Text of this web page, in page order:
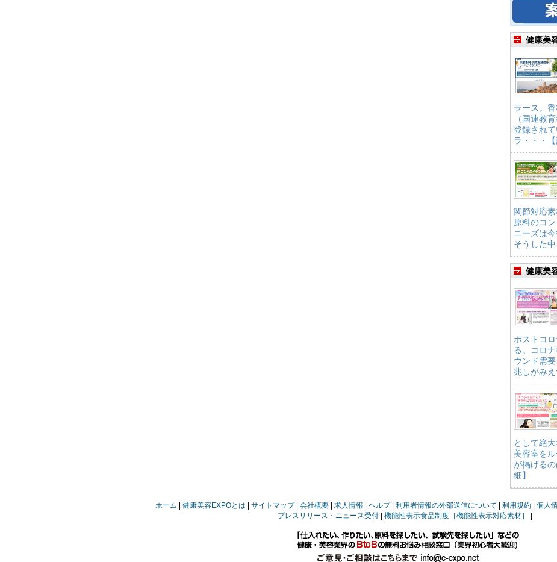
健康美
ラース。
（国連教
登録され
ラ・・・【
関節対応
原料のコ
ニーズは
そうした
健康美
ポストコ
る。コロ
ウンド需
兆しがみえ
として絶
美容室を
が掲げる
細】
ホーム 健康美容EXPOとは サイトマップ 会社概要 求人情報 ヘルプ 利用者情報の外部送信について 利用規約 個人
プレスリリース・ニュース受付
機能性表示食品制度［機能性表示対応素材］